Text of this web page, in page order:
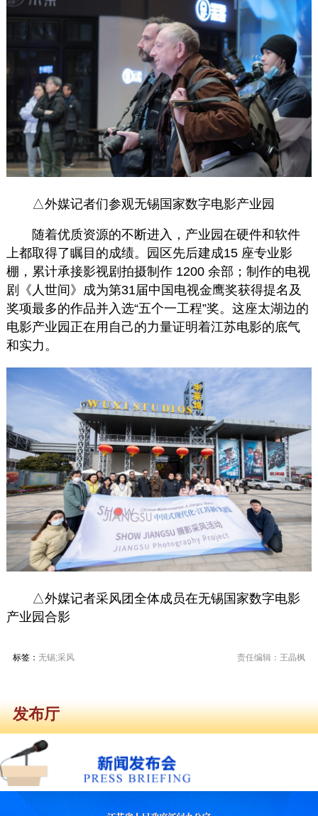
△外媒记者们参观无锡国家数字电影产业园
随着优质资源的不断进入，产业园在硬件和软件
上都取得了瞩目的成绩。园区先后建成15 座专业影
棚，累计承接影视剧拍摄制作 1200 余部；制作的电视
剧《人世间》成为第31届中国电视金鹰奖获得提名及
奖项最多的作品并入选“五个一工程”奖。这座太湖边的
电影产业园正在用自己的力量证明着江苏电影的底气
和实力。
△外媒记者采风团全体成员在无锡国家数字电影
产业园合影
标签： 无锡;采风 责任编辑：王晶枫
发布厅